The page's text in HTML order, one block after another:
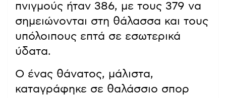
πνιγμούς ήταν 386, με τους 379 να
σημειώνονται στη θάλασσα και τους
υπόλοιπους επτά σε εσωτερικά
ύδατα.
Ο ένας θάνατος, μάλιστα,
καταγράφηκε σε θαλάσσιο σπορ